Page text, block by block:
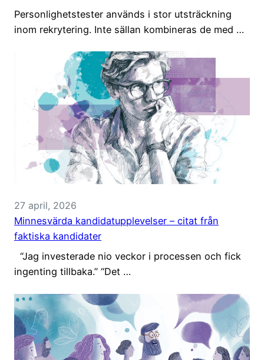
Personlighetstester används i stor utsträckning
inom rekrytering. Inte sällan kombineras de med …
27 april, 2026
Minnesvärda kandidatupplevelser – citat från
faktiska kandidater
“Jag investerade nio veckor i processen och fick
ingenting tillbaka.” “Det …